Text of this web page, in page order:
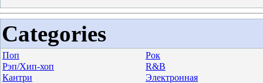
Categories
Поп
Рок
Рэп/Хип-хоп
R&B
Кантри
Электронная